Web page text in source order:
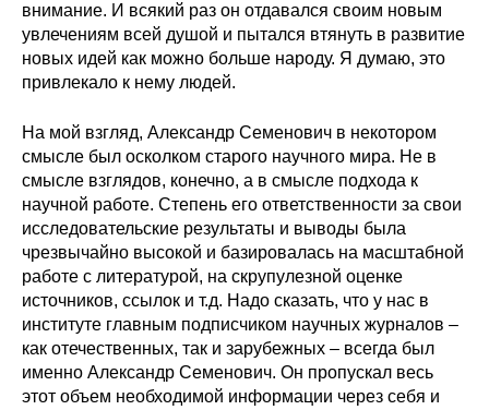
внимание. И всякий раз он отдавался своим новым
увлечениям всей душой и пытался втянуть в развитие
новых идей как можно больше народу. Я думаю, это
привлекало к нему людей.
На мой взгляд, Александр Семенович в некотором
смысле был осколком старого научного мира. Не в
смысле взглядов, конечно, а в смысле подхода к
научной работе. Степень его ответственности за свои
исследовательские результаты и выводы была
чрезвычайно высокой и базировалась на масштабной
работе с литературой, на скрупулезной оценке
источников, ссылок и т.д. Надо сказать, что у нас в
институте главным подписчиком научных журналов –
как отечественных, так и зарубежных – всегда был
именно Александр Семенович. Он пропускал весь
этот объем необходимой информации через себя и